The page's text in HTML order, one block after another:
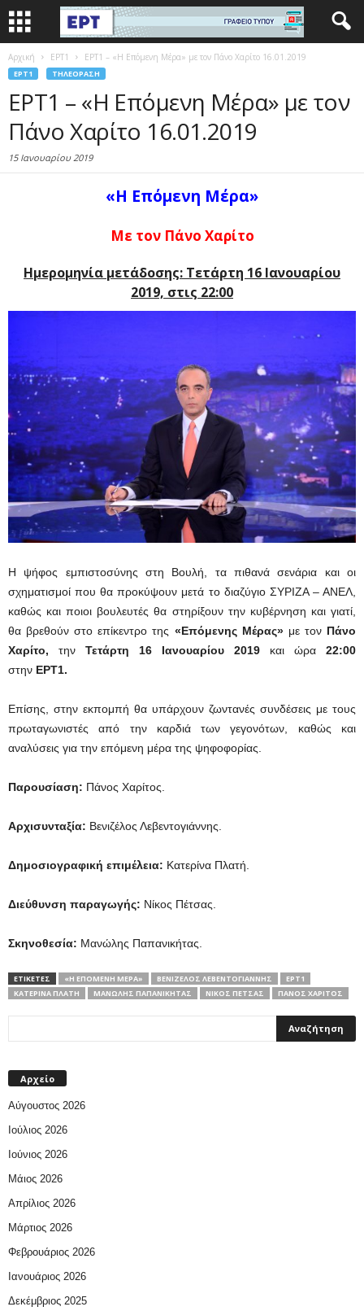
Αρχική EΡΤ1 ΕΡΤ1 – «Η Επόμενη Μέρα» με τον Πάνο Χαρίτο 16.01.2019
EΡΤ1 ΤΗΛΕΌΡΑΣΗ
ΕΡΤ1 – «Η Επόμενη Μέρα» με τον
Πάνο Χαρίτο 16.01.2019
15 Ιανουαρίου 2019
«Η Επόμενη Μέρα»
Με τον Πάνο Χαρίτο
Ημερομηνία μετάδοσης: Τετάρτη 16 Ιανουαρίου
2019, στις 22:00
Η ψήφος εμπιστοσύνης στη Βουλή, τα πιθανά σενάρια και οι
σχηματισμοί που θα προκύψουν μετά το διαζύγιο ΣΥΡΙΖΑ – ΑΝΕΛ,
καθώς και ποιοι βουλευτές θα στηρίξουν την κυβέρνηση και γιατί,
θα βρεθούν στο επίκεντρο της «Επόμενης Μέρας»με τον Πάνο
Χαρίτο, την Τετάρτη 16 Ιανουαρίου 2019 και ώρα 22:00
στην ΕΡΤ1.
Επίσης, στην εκπομπή θα υπάρχουν ζωντανές συνδέσεις με τους
πρωταγωνιστές από την καρδιά των γεγονότων, καθώς και
αναλύσεις για την επόμενη μέρα της ψηφοφορίας.
Παρουσίαση: Πάνος Χαρίτος.
Αρχισυνταξία: Βενιζέλος Λεβεντογιάννης.
Δημοσιογραφική επιμέλεια: Κατερίνα Πλατή.
Διεύθυνση παραγωγής: Νίκος Πέτσας.
Σκηνοθεσία: Μανώλης Παπανικήτας.
ΕΤΙΚΕΤΕΣ «Η ΕΠΟΜΈΝΗ ΜΈΡΑ» ΒΕΝΙΖΈΛΟΣ ΛΕΒΕΝΤΟΓΙΆΝΝΗΣ
ΕΡΤ1
ΚΑΤΕΡΊΝΑ ΠΛΑΤΉ
ΜΑΝΏΛΗΣ ΠΑΠΑΝΙΚΉΤΑΣ ΝΊΚΟΣ ΠΈΤΣΑΣ ΠΆΝΟΣ ΧΑΡΊΤΟΣ
Αρχείο
Αύγουστος 2026
Ιούλιος 2026
Ιούνιος 2026
Μάιος 2026
Απρίλιος 2026
Μάρτιος 2026
Φεβρουάριος 2026
Ιανουάριος 2026
Δεκέμβριος 2025